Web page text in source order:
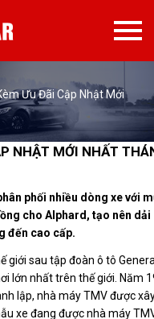
Ưu Đãi Cập Nhật Mới
NHẬT MỚI NHẤT
phối nhiều dòng xe với
cho Alphard, tạo nên dải
đến cao cấp.
giới sau tập đoàn ô tô
lớn nhất trên thế giới. Năm
lập, nhà máy TMV được
xe đang được nhà máy